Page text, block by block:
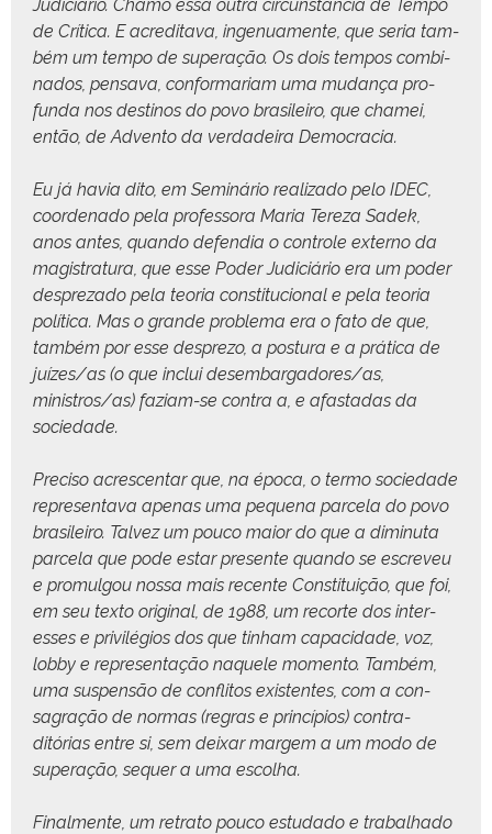
Judi­ciário. Chamo essa out­ra cir­cun­stân­cia de Tem­po
de Críti­ca. E acred­i­ta­va, ingen­u­a­mente, que seria tam­
bém um tem­po de super­ação. Os dois tem­pos com­bi­
na­dos, pen­sa­va, con­for­mari­am uma mudança pro­
fun­da nos des­ti­nos do povo brasileiro, que chamei,
então, de Adven­to da ver­dadeira Democracia.
Eu já havia dito, em Sem­i­nário real­iza­do pelo IDEC,
coor­de­na­do pela pro­fes­so­ra Maria Tereza Sadek,
anos antes, quan­do defendia o con­t­role exter­no da
mag­i­s­tratu­ra, que esse Poder Judi­ciário era um poder
despreza­do pela teo­ria con­sti­tu­cional e pela teo­ria
políti­ca. Mas o grande prob­le­ma era o fato de que,
tam­bém por esse despre­zo, a pos­tu­ra e a práti­ca de
juízes/as (o que inclui desembargadores/as,
ministros/as) fazi­am-se con­tra a, e afas­tadas da
sociedade.
Pre­ciso acres­cen­tar que, na época, o ter­mo sociedade
rep­re­sen­ta­va ape­nas uma peque­na parcela do povo
brasileiro. Talvez um pouco maior do que a dimin­u­ta
parcela que pode estar pre­sente quan­do se escreveu
e pro­mul­gou nos­sa mais recente Con­sti­tu­ição, que foi,
em seu tex­to orig­i­nal, de 1988, um recorte dos inter­
ess­es e priv­ilé­gios dos que tin­ham capaci­dade, voz,
lob­by e rep­re­sen­tação naque­le momen­to. Tam­bém,
uma sus­pen­são de con­fli­tos exis­tentes, com a con­
sagração de nor­mas (regras e princí­pios) con­tra­
ditórias entre si, sem deixar margem a um modo de
super­ação, sequer a uma escolha.
Final­mente, um retra­to pouco estu­da­do e tra­bal­ha­do